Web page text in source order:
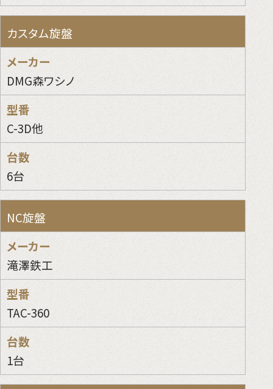
カスタム旋盤
DMG森ワシノ
C-3D他
6台
NC旋盤
滝澤鉄工
TAC-360
1台